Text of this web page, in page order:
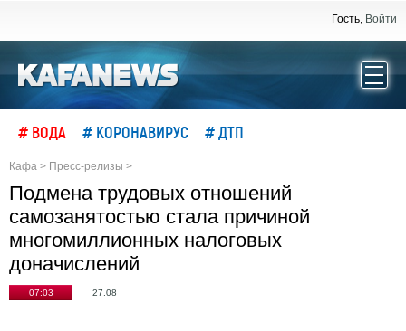
Гость, Войти
# ВОДА # КОРОНАВИРУС # ДТП
Кафа > Пресс-релизы >
Подмена трудовых отношений
самозанятостью стала причиной
многомиллионных налоговых
доначислений
07:03 27.08